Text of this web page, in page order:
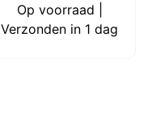
Op voorraad |
Verzonden in 1 dag